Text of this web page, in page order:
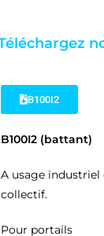
B100I2
B100I2 (battant)
A usage industriel
collectif.
Pour portails